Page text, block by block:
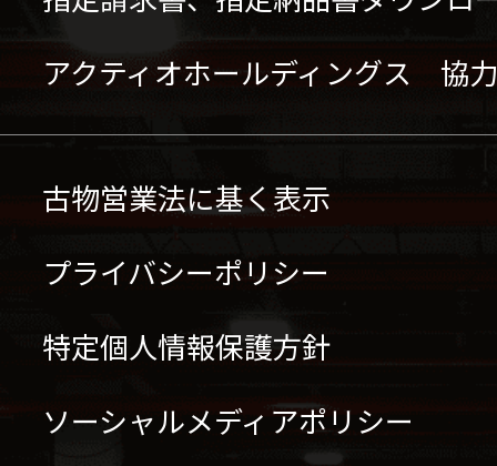
アクティオホールディングス 協
古物営業法に基く表示
プライバシーポリシー
特定個人情報保護方針
ソーシャルメディアポリシー